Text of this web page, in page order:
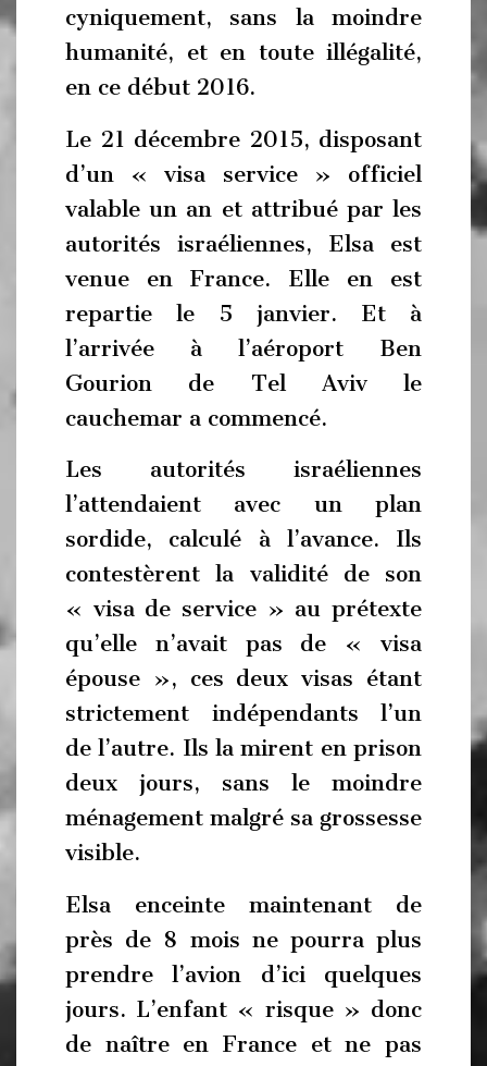
cyniquement, sans la moindre
humanité, et en toute illégalité,
en ce début 2016.
Le 21 décembre 2015, disposant
d’un « visa service » officiel
valable un an et attribué par les
autorités israéliennes, Elsa est
venue en France. Elle en est
repartie le 5 janvier. Et à
l’arrivée à l’aéroport Ben
Gourion de Tel Aviv le
cauchemar a commencé.
Les autorités israéliennes
l’attendaient avec un plan
sordide, calculé à l’avance. Ils
contestèrent la validité de son
« visa de service » au prétexte
qu’elle n’avait pas de « visa
épouse », ces deux visas étant
strictement indépendants l’un
de l’autre. Ils la mirent en prison
deux jours, sans le moindre
ménagement malgré sa grossesse
visible.
Elsa enceinte maintenant de
près de 8 mois ne pourra plus
prendre l’avion d’ici quelques
jours. L’enfant « risque » donc
de naître en France et ne pas